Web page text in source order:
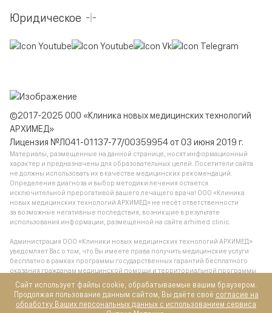
Юридическое
©2017-2025 ООО «Клиника новых медицинских технологий
АРХИМЕД»
Лицензия №Л041-01137-77/00359954 от 03 июня 2019 г.
Материалы, размещенные на данной странице, носят информационный
характер и предназначены для образовательных целей. Посетители сайта
не должны использовать их в качестве медицинских рекомендаций.
Определение диагноза и выбор методики лечения остается
исключительной прерогативой вашего лечащего врача! ООО «Клиника
новых медицинских технологий АРХИМЕД» не несёт ответственности
за возможные негативные последствия, возникшие в результате
использования информации, размещенной на сайте arhimed.clinic.
Администрация ООО «Клиники новых медицинских технологий АРХИМЕД»
уведомляет Вас о том, что Вы имеете права получить медицинские услуги
бесплатно в рамках программы государственных гарантий бесплатного
оказания гражданам медицинской помощи и территориальной программы
государственных гарантий бесплатного оказания гражданам медицинской
помощи, обратившись в поликлинику по месту жительства.
Сайт использует файлы cookie, обрабатываемые вашим браузером.
Продолжая пользование данным сайтом, Вы даёте своё согласие на
обработку Ваших персональных данных с использованием сервиса